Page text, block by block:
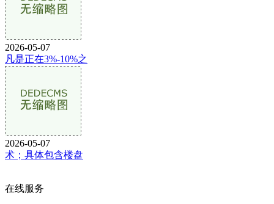
2026-05-07
凡是正在3%-10%之
2026-05-07
术；具体包含楼盘
在线服务